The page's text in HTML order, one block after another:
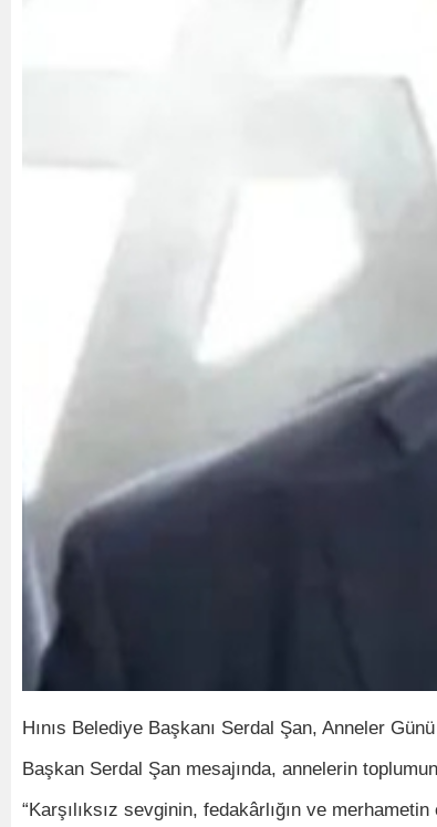
Hınıs Belediye Başkanı Serdal Şan, Anneler
Başkan Serdal Şan mesajında, annelerin
“Karşılıksız sevginin, fedakârlığın ve